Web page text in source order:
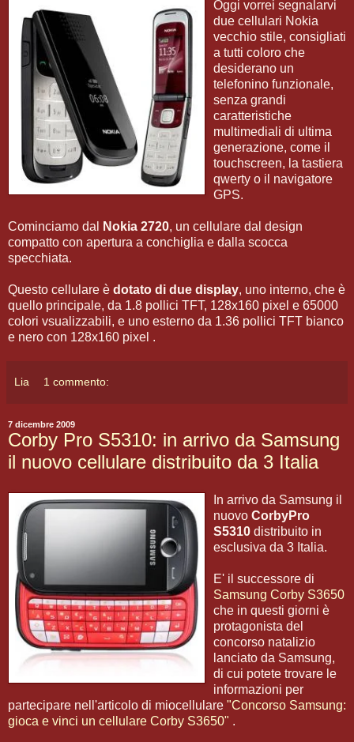
Oggi vorrei segnalarvi
due cellulari Nokia
vecchio stile, consigliati
a tutti coloro che
desiderano un
telefonino funzionale,
senza grandi
caratteristiche
multimediali di ultima
generazione, come il
touchscreen, la tastiera
qwerty o il navigatore
GPS.
Cominciamo dal Nokia 2720, un cellulare dal design
compatto con apertura a conchiglia e dalla scocca
specchiata.
Questo cellulare è dotato di due display, uno interno, che è
quello principale, da 1.8 pollici TFT, 128x160 pixel e 65000
colori vsualizzabili, e uno esterno da 1.36 pollici TFT bianco
e nero con 128x160 pixel .
Lia 1 commento:
7 dicembre 2009
Corby Pro S5310: in arrivo da Samsung
il nuovo cellulare distribuito da 3 Italia
In arrivo da Samsung il
nuovo CorbyPro
S5310 distribuito in
esclusiva da 3 Italia.
E' il successore di
Samsung Corby S3650
che in questi giorni è
protagonista del
concorso natalizio
lanciato da Samsung,
di cui potete trovare le
informazioni per
partecipare nell'articolo di miocellulare "Concorso Samsung:
gioca e vinci un cellulare Corby S3650" .